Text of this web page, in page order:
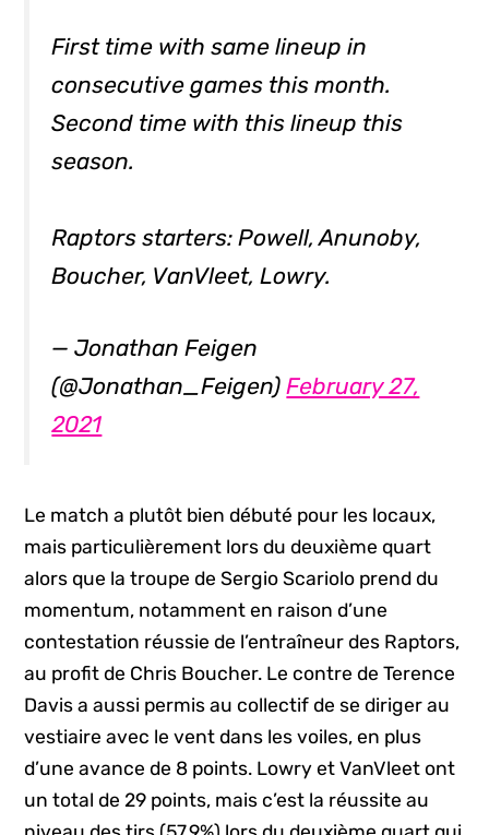
First time with same lineup in
consecutive games this month.
Second time with this lineup this
season.
Raptors starters: Powell, Anunoby,
Boucher, VanVleet, Lowry.
— Jonathan Feigen
(@Jonathan_Feigen)February 27,
2021
Le match a plutôt bien débuté pour les locaux,
mais particulièrement lors du deuxième quart
alors que la troupe de Sergio Scariolo prend du
momentum, notamment en raison d’une
contestation réussie de l’entraîneur des Raptors,
au profit de Chris Boucher. Le contre de Terence
Davis a aussi permis au collectif de se diriger au
vestiaire avec le vent dans les voiles, en plus
d’une avance de 8 points. Lowry et VanVleet ont
un total de 29 points, mais c’est la réussite au